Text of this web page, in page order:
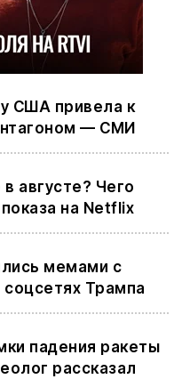
США привела к
— СМИ
августе? Чего
на Netflix
мемами с
Трампа
падения ракеты
рассказал